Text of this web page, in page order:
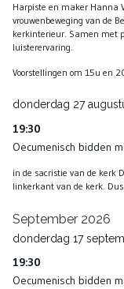
Harpiste en maker Hanna
vrouwenbeweging van de
kerkinterieur. Samen met
luisterervaring.
Voorstellingen om 15u en
donderdag 27
19:30
Oecumenisch bidden
in de sacristie van de kerk
linkerkant van de kerk. Dus
September 2026
donderdag 17
19:30
Oecumenisch bidden